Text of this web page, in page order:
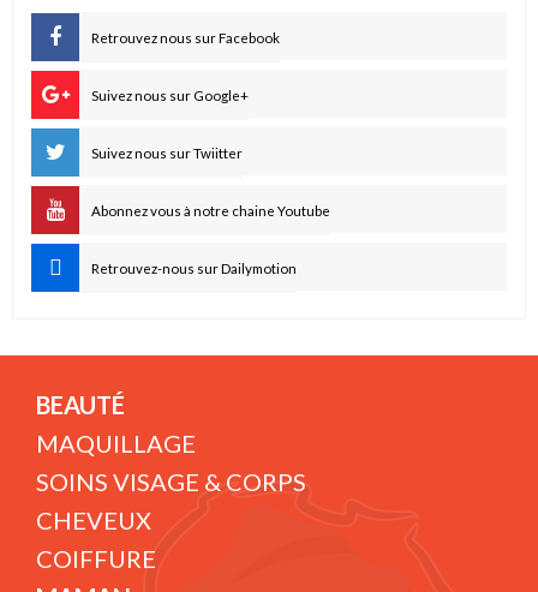
Retrouvez nous sur Facebook
Suivez nous sur Google+
Suivez nous sur Twiitter
Abonnez vous à notre chaine Youtube
Retrouvez-nous sur Dailymotion
BEAUTÉ
MAQUILLAGE
SOINS VISAGE & CORPS
CHEVEUX
COIFFURE